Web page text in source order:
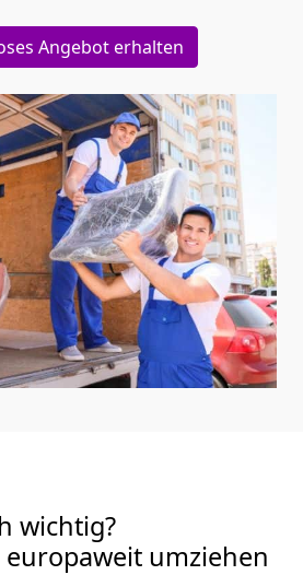
Angebot erhalten
wichtig?
umziehen